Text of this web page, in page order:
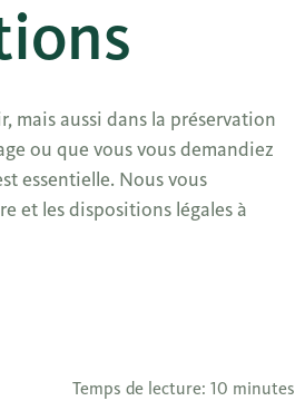
mais aussi dans la préservation
ou que vous vous demandiez
essentielle. Nous vous
et les dispositions légales à
Temps de lecture: 10 minutes